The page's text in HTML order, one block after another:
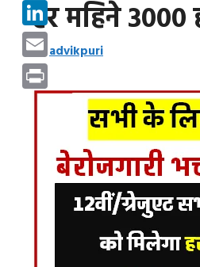
हर महिने 3000
byadvikpuri
Pinterest
LinkedIn
Email
Print